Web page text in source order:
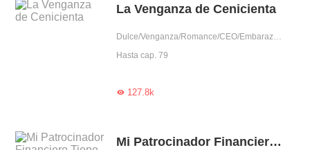
La Venganza de Cenicienta
Dulce/Venganza/Romance/CEO/Embarazada/Predestinado/Amor tras matrimonio
Hasta cap. 79
127.8k
Mi Patrocinador Financiero Tiene Solo 5 Años